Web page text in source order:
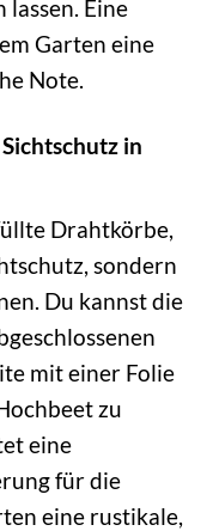
Eine
Garten eine
Note.
in
Drahtkörbe,
sondern
Du kannst die
mit einer Folie
zu
eine
für die
eine rustikale,